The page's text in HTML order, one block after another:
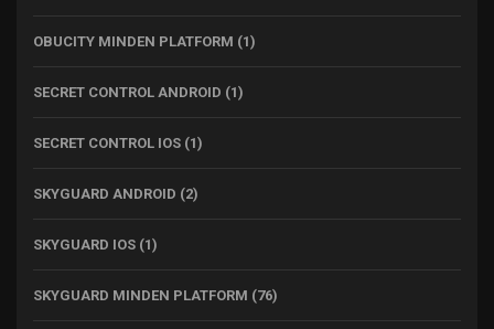
OBUCITY MINDEN PLATFORM (1)
SECRET CONTROL ANDROID (1)
SECRET CONTROL IOS (1)
SKYGUARD ANDROID (2)
SKYGUARD IOS (1)
SKYGUARD MINDEN PLATFORM (76)